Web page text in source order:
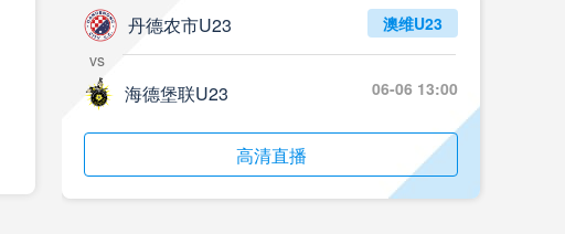
标签
2025年5月21日
标签
比赛录像
05月22日 水晶宫vs狼队 全场录像回放
丹德农市U23
vs
海德堡联U23
澳维U23
06-06 13:00
高清直播